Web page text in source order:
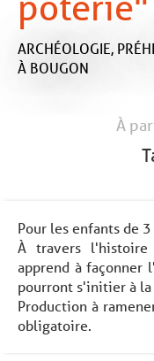
ARCHÉOLOGIE,
À BOUGON
À
Pour les enfants de 3
À travers
apprend à façonner
pourront s'initier à
Production à
obligatoire.